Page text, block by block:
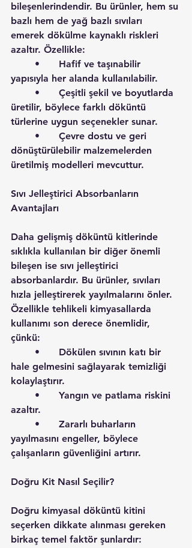
bileşenlerindendir. Bu ürünler, hem su
bazlı hem de yağ bazlı sıvıları
emerek dökülme kaynaklı riskleri
azaltır. Özellikle:
yapısıyla her alanda kullanılabilir.
üretilir, böylece farklı döküntü
türlerine uygun seçenekler sunar.
dönüştürülebilir malzemelerden
üretilmiş modelleri mevcuttur.
Sıvı Jelleştirici Absorbanların
Avantajları
Daha gelişmiş döküntü kitlerinde
sıklıkla kullanılan bir diğer önemli
bileşen ise sıvı jelleştirici
absorbanlardır. Bu ürünler, sıvıları
hızla jelleştirerek yayılmalarını önler.
Özellikle tehlikeli kimyasallarda
kullanımı son derece önemlidir,
çünkü:
hale gelmesini sağlayarak temizliği
kolaylaştırır.
azaltır.
yayılmasını engeller, böylece
çalışanların güvenliğini artırır.
Doğru Kit Nasıl Seçilir?
Doğru kimyasal döküntü kitini
seçerken dikkate alınması gereken
birkaç temel faktör şunlardır: